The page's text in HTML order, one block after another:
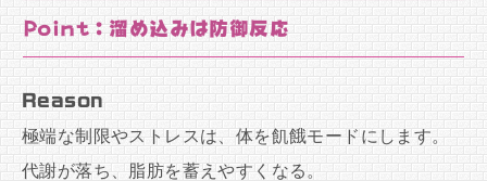
Point：溜め込みは防御反応
Reason
極端な制限やストレスは、体を飢餓モードにします。
代謝が落ち、脂肪を蓄えやすくなる。